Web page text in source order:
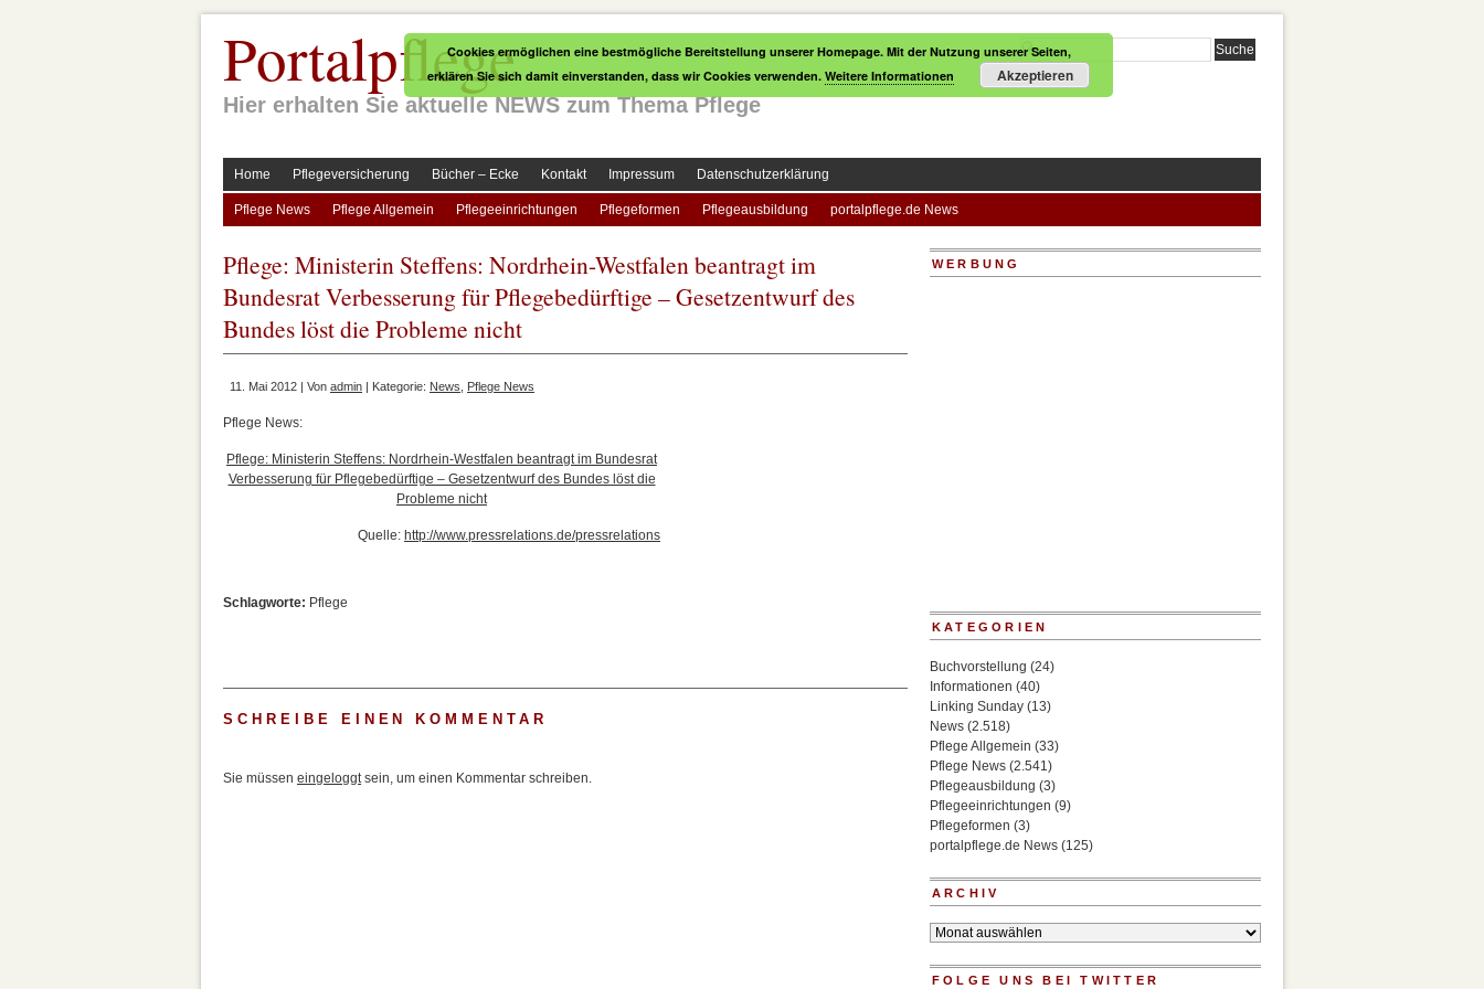
Portalpflege
Hier erhalten Sie aktuelle NEWS zum Thema Pflege
Home Pflegeversicherung Bücher – Ecke Kontakt Impressum Datenschutzerklärung
Pflege News Pflege Allgemein Pflegeeinrichtungen Pflegeformen Pflegeausbildung portalpflege.de News
Pflege: Ministerin Steffens: Nordrhein-Westfalen beantragt im
Bundesrat Verbesserung für Pflegebedürftige – Gesetzentwurf des
Bundes löst die Probleme nicht
11. Mai 2012 | Von admin | Kategorie: News Pflege News
Pflege News:
Pflege: Ministerin Steffens: Nordrhein-Westfalen beantragt im Bundesrat
Verbesserung für Pflegebedürftige – Gesetzentwurf des Bundes löst die
Probleme nicht
Quelle: http://www.pressrelations.de/pressrelations
Schlagworte: Pflege
SCHREIBE EINEN KOMMENTAR
Sie müssen eingeloggtsein, um einen Kommentar schreiben.
WERBUNG
KATEGORIEN
Buchvorstellung (24)
Informationen (40)
Linking Sunday (13)
News (2.518)
Pflege Allgemein (33)
Pflege News (2.541)
Pflegeausbildung (3)
Pflegeeinrichtungen (9)
Pflegeformen (3)
portalpflege.de News (125)
ARCHIV
Archiv
FOLGE UNS BEI TWITTER
Cookies ermöglichen eine bestmögliche Bereitstellung unserer Homepage. Mit der Nutzung unserer Seiten,
erklären Sie sich damit einverstanden, dass wir Cookies verwenden. Weitere Informationen Akzeptieren